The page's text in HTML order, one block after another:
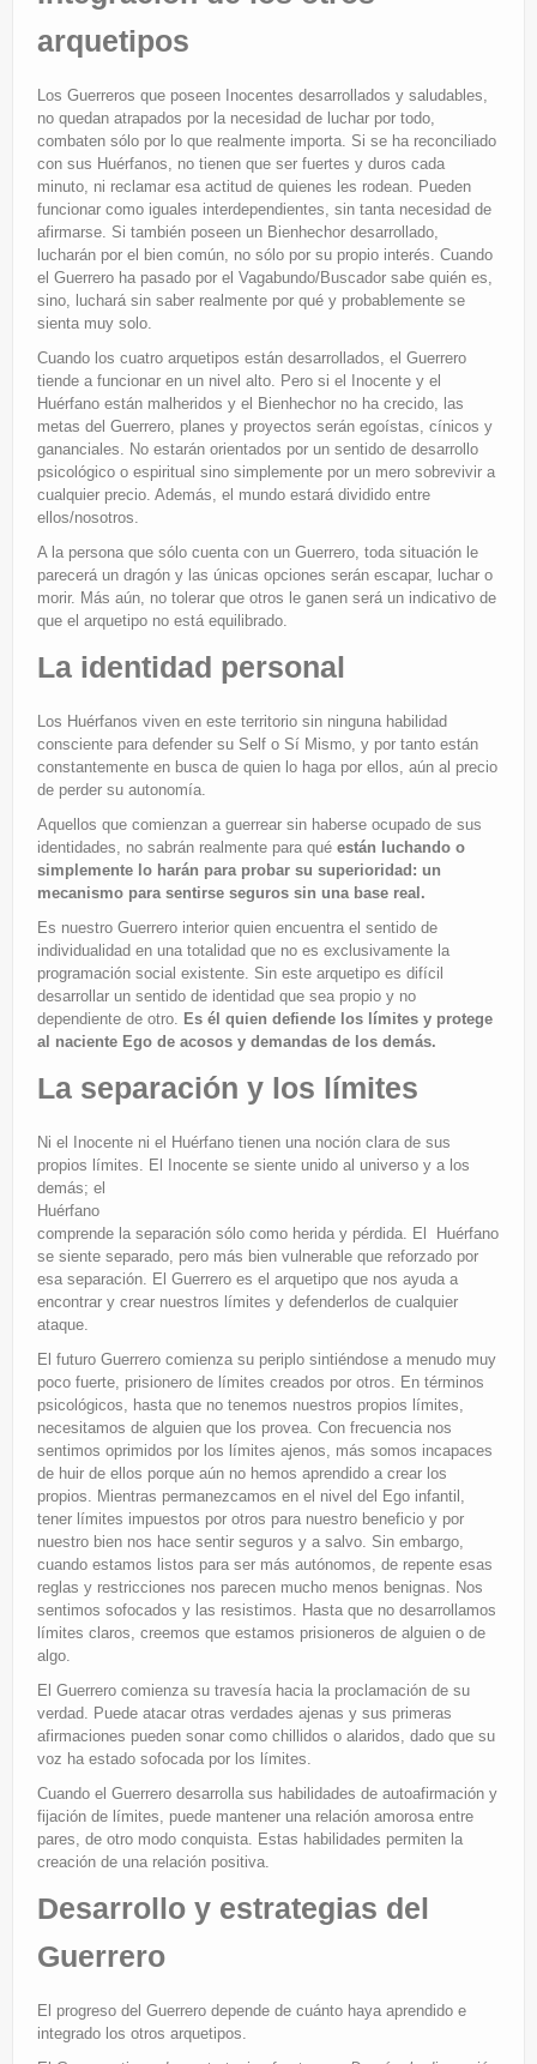
arquetipos
Los Guerreros que poseen Inocentes desarrollados y saludables,
no quedan atrapados por la necesidad de luchar por todo,
combaten sólo por lo que realmente importa. Si se ha reconciliado
con sus Huérfanos, no tienen que ser fuertes y duros cada
minuto, ni reclamar esa actitud de quienes les rodean. Pueden
funcionar como iguales interdependientes, sin tanta necesidad de
afirmarse. Si también poseen un Bienhechor desarrollado,
lucharán por el bien común, no sólo por su propio interés. Cuando
el Guerrero ha pasado por el Vagabundo/Buscador sabe quién es,
sino, luchará sin saber realmente por qué y probablemente se
sienta muy solo.
Cuando los cuatro arquetipos están desarrollados, el Guerrero
tiende a funcionar en un nivel alto. Pero si el Inocente y el
Huérfano están malheridos y el Bienhechor no ha crecido, las
metas del Guerrero, planes y proyectos serán egoístas, cínicos y
gananciales. No estarán orientados por un sentido de desarrollo
psicológico o espiritual sino simplemente por un mero sobrevivir a
cualquier precio. Además, el mundo estará dividido entre
ellos/nosotros.
A la persona que sólo cuenta con un Guerrero, toda situación le
parecerá un dragón y las únicas opciones serán escapar, luchar o
morir. Más aún, no tolerar que otros le ganen será un indicativo de
que el arquetipo no está equilibrado.
La identidad personal
Los Huérfanos viven en este territorio sin ninguna habilidad
consciente para defender su Self o Sí Mismo, y por tanto están
constantemente en busca de quien lo haga por ellos, aún al precio
de perder su autonomía.
Aquellos que comienzan a guerrear sin haberse ocupado de sus
identidades, no sabrán realmente para qué están luchando o
simplemente lo harán para probar su superioridad: un
mecanismo para sentirse seguros sin una base real.
Es nuestro Guerrero interior quien encuentra el sentido de
individualidad en una totalidad que no es exclusivamente la
programación social existente. Sin este arquetipo es difícil
desarrollar un sentido de identidad que sea propio y no
dependiente de otro. Es él quien defiende los límites y protege
al naciente Ego de acosos y demandas de los demás.
La separación y los límites
Ni el Inocente ni el Huérfano tienen una noción clara de sus
propios límites. El Inocente se siente unido al universo y a los
demás; el
Huérfano
comprende la separación sólo como herida y pérdida. El Huérfano
se siente separado, pero más bien vulnerable que reforzado por
esa separación. El Guerrero es el arquetipo que nos ayuda a
encontrar y crear nuestros límites y defenderlos de cualquier
ataque.
El futuro Guerrero comienza su periplo sintiéndose a menudo muy
poco fuerte, prisionero de límites creados por otros. En términos
psicológicos, hasta que no tenemos nuestros propios límites,
necesitamos de alguien que los provea. Con frecuencia nos
sentimos oprimidos por los límites ajenos, más somos incapaces
de huir de ellos porque aún no hemos aprendido a crear los
propios. Mientras permanezcamos en el nivel del Ego infantil,
tener límites impuestos por otros para nuestro beneficio y por
nuestro bien nos hace sentir seguros y a salvo. Sin embargo,
cuando estamos listos para ser más autónomos, de repente esas
reglas y restricciones nos parecen mucho menos benignas. Nos
sentimos sofocados y las resistimos. Hasta que no desarrollamos
límites claros, creemos que estamos prisioneros de alguien o de
algo.
El Guerrero comienza su travesía hacia la proclamación de su
verdad. Puede atacar otras verdades ajenas y sus primeras
afirmaciones pueden sonar como chillidos o alaridos, dado que su
voz ha estado sofocada por los límites.
Cuando el Guerrero desarrolla sus habilidades de autoafirmación y
fijación de límites, puede mantener una relación amorosa entre
pares, de otro modo conquista. Estas habilidades permiten la
creación de una relación positiva.
Desarrollo y estrategias del
Guerrero
El progreso del Guerrero depende de cuánto haya aprendido e
integrado los otros arquetipos.